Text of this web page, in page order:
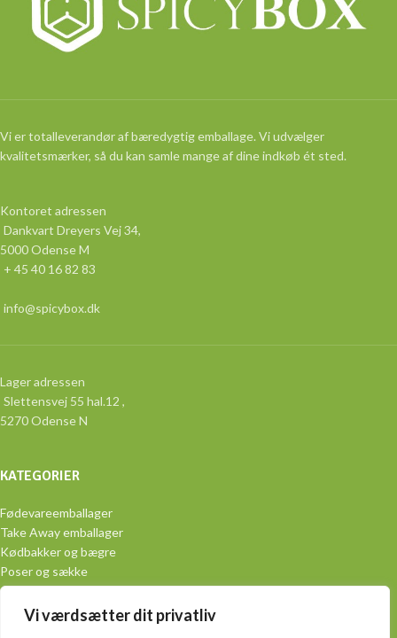
Vi værdsætter dit privatliv
Vi er totalleverandør af bæredygtig emballage. Vi udvælger
kvalitetsmærker, så du kan samle mange af dine indkøb ét sted.
Kontoret adressen
Dankvart Dreyers Vej 34,
5000 Odense M
+ 45 40 16 82 83
info@spicybox.dk
Lager adressen
Slettensvej 55 hal.12 ,
5270 Odense N
KATEGORIER
Fødevareemballager
Take Away emballager
Kødbakker og bægre
Poser og sække
Aluminiumsemballage
Engangsservice